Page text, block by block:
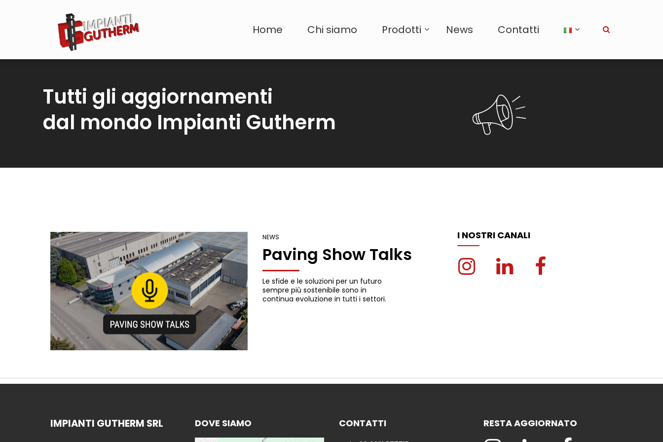
Home Chi siamo Prodotti News Contatti
Tutti gli aggiornamenti
dal mondo Impianti Gutherm
I NOSTRI CANALI
NEWS
Paving Show Talks
Le sfide e le soluzioni per un futuro
sempre più sostenibile sono in
continua evoluzione in tutti i settori.
IMPIANTI GUTHERM SRL DOVE SIAMO CONTATTI RESTA AGGIORNATO